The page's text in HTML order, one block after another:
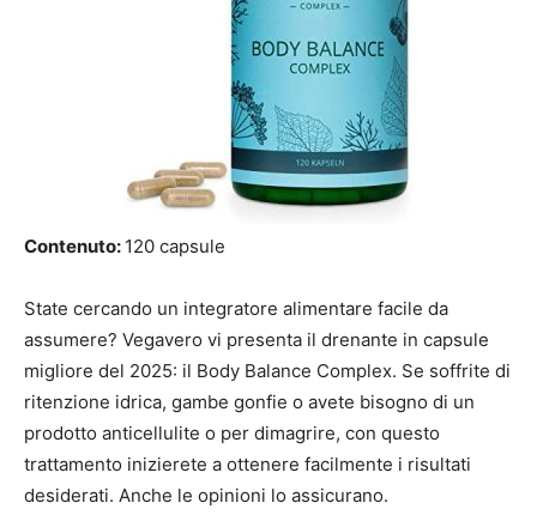
Contenuto: 120 capsule
State cercando un integratore alimentare facile da
assumere? Vegavero vi presenta il drenante in capsule
migliore del 2025: il Body Balance Complex. Se soffrite di
ritenzione idrica, gambe gonfie o avete bisogno di un
prodotto anticellulite o per dimagrire, con questo
trattamento inizierete a ottenere facilmente i risultati
desiderati. Anche le opinioni lo assicurano.